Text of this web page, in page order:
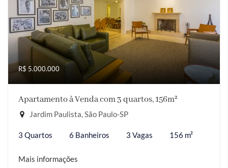
R$ 5.000.000
Apartamento à Venda com 3 quartos, 156m²
Jardim Paulista, São Paulo-SP
3 Quartos 6 Banheiros 3 Vagas 156 m²
Mais informações